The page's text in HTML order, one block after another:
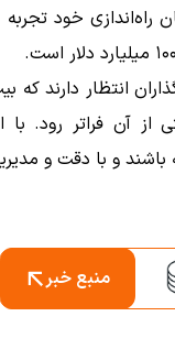
زمان راه‌اندازی خود
انتظار دارند که
دلار برسد و حتی از آن فراتر
باشند و با دقت و
منبع خبر